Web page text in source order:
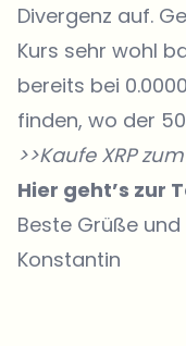
Divergenz auf.
Kurs sehr wohl
bereits bei
finden, wo der
>>Kaufe XRP
Hier geht’s zur
Beste Grüße
Konstantin